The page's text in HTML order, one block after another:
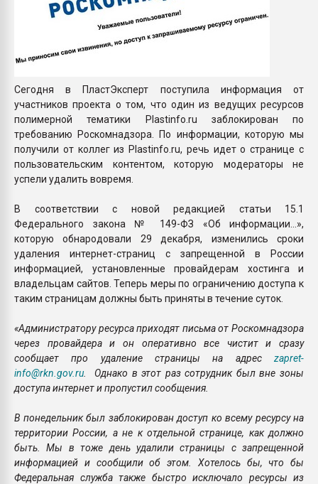
Сегодня в ПластЭксперт поступила информация от
участников проекта о том, что один из ведущих ресурсов
полимерной тематики Plastinfo.ru заблокирован по
требованию Роскомнадзора. По информации, которую мы
получили от коллег из Plastinfo.ru, речь идет о странице с
пользовательским контентом, которую модераторы не
успели удалить вовремя.
В соответствии с новой редакцией статьи 15.1
Федерального закона № 149-ФЗ «Об информации…»,
которую обнародовали 29 декабря, изменились сроки
удаления интернет-страниц с запрещенной в России
информацией, установленные провайдерам хостинга и
владельцам сайтов. Теперь меры по ограничению доступа к
таким страницам должны быть приняты в течение суток.
«Администратору ресурса приходят письма от Роскомнадзора
через провайдера и он оперативно все чистит и сразу
сообщает про удаление страницы на адрес zapret-
info@rkn.gov.ru . Однако в этот раз сотрудник был вне зоны
доступа интернет и пропустил сообщения.
В понедельник был заблокирован доступ ко всему ресурсу на
территории России, а не к отдельной странице, как должно
быть. Мы в тоже день удалили страницы с запрещенной
информацией и сообщили об этом. Хотелось бы, что бы
Федеральная служба также быстро исключало ресурсы из